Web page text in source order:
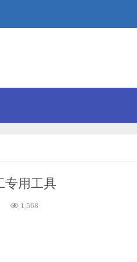
专用工具
1,568